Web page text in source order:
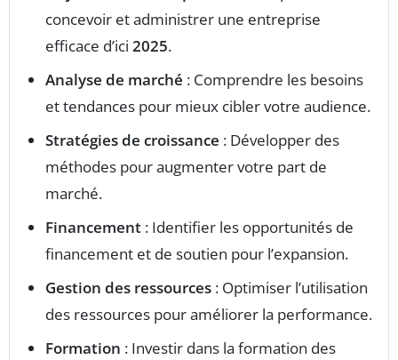
concevoir et administrer une entreprise
efficace d’ici 2025.
Analyse de marché : Comprendre les besoins
et tendances pour mieux cibler votre audience.
Stratégies de croissance : Développer des
méthodes pour augmenter votre part de
marché.
Financement : Identifier les opportunités de
financement et de soutien pour l’expansion.
Gestion des ressources : Optimiser l’utilisation
des ressources pour améliorer la performance.
Formation : Investir dans la formation des